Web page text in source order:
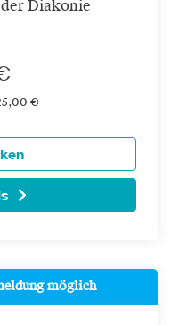
Diakonie
€
möglich